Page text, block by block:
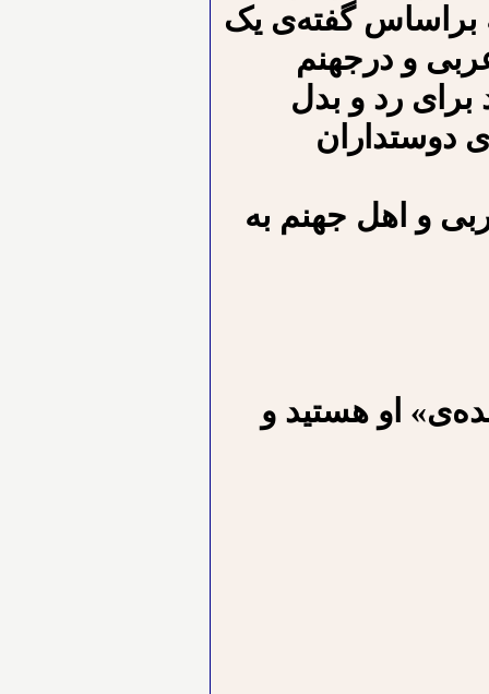
براساس گفته‌ی یک
و در‌جهنم
برای رد و بدل
دوستداران
و اهل جهنم به
او هستید و